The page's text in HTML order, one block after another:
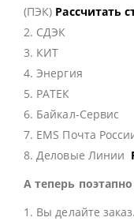
(ПЭК) Рассчитать
2. СДЭК
3. КИТ
4. Энергия
5. РАТЕК
6. Байкал-Сервис
7. EMS Почта
8. Деловые Линии
А теперь
1. Вы делайте заказ.